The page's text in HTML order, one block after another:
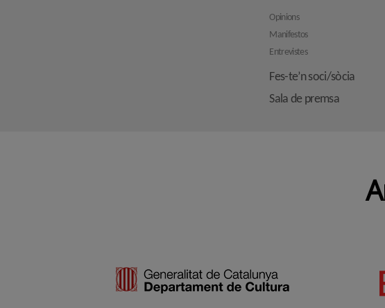
Opinions
Manifestos
Entrevistes
Fes-te’n soci/sòcia
Sala de premsa